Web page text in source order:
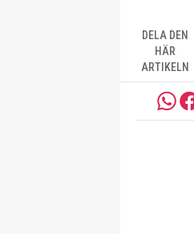
DELA DEN
HÄR
ARTIKELN